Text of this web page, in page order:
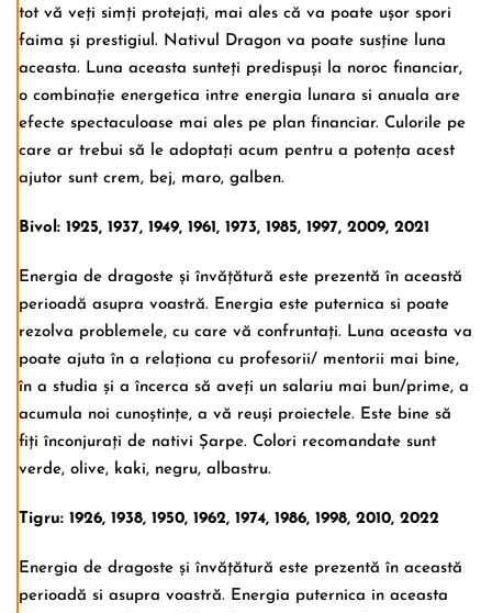
tot vă veți simți protejați, mai ales că va poate ușor spori
faima și prestigiul. Nativul Dragon va poate susține luna
aceasta. Luna aceasta sunteți predispuși la noroc financiar,
o combinație energetica intre energia lunara si anuala are
efecte spectaculoase mai ales pe plan financiar. Culorile pe
care ar trebui să le adoptați acum pentru a potența acest
ajutor sunt crem, bej, maro, galben.
Bivol: 1925, 1937, 1949, 1961, 1973, 1985, 1997, 2009, 2021
Energia de dragoste și învățătură este prezentă în această
perioadă asupra voastră. Energia este puternica si poate
rezolva problemele, cu care vă confruntați. Luna aceasta va
poate ajuta în a relaționa cu profesorii/ mentorii mai bine,
în a studia și a încerca să aveți un salariu mai bun/prime, a
acumula noi cunoștințe, a vă reuși proiectele. Este bine să
fiți înconjurați de nativi Șarpe. Colori recomandate sunt
verde, olive, kaki, negru, albastru.
Tigru: 1926, 1938, 1950, 1962, 1974, 1986, 1998, 2010, 2022
Energia de dragoste și învățătură este prezentă în această
perioadă si asupra voastră. Energia puternica in aceasta